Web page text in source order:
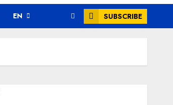
EN SUBSCRIBE